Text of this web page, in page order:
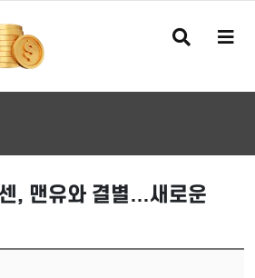
검
색
튼
메
튼
, 맨유와 결별…새로운